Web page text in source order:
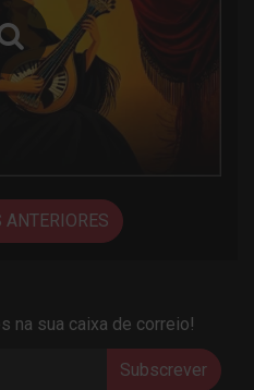
ANTERIORES
na sua caixa de correio!
Subscrever